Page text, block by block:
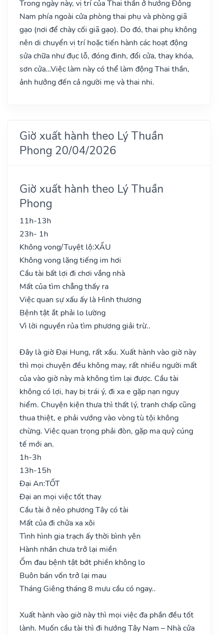
Trong ngày này, vị trí của Thai thần ở hướng Đông
Nam phía ngoài cửa phòng thai phụ và phòng giã
gạo (nơi để chày cối giã gạo). Do đó, thai phụ không
nên di chuyển vị trí hoặc tiến hành các hoạt động
sửa chữa như đục lỗ, đóng đinh, đổi cửa, thay khóa,
sơn cửa…Việc làm này có thể làm động Thai thần,
ảnh hưởng đến cả người mẹ và thai nhi.
Giờ xuất hành theo Lý Thuần
Phong 20/04/2026
Giờ xuất hành theo Lý Thuần
Phong
11h-13h
23h- 1h
Không vong/Tuyệt lộ:XẤU
Không vong lặng tiếng im hơi
Cầu tài bất lợi đi chơi vắng nhà
Mất của tìm chẳng thấy ra
Việc quan sự xấu ấy là Hình thương
Bệnh tật ắt phải lo lường
Vì lời nguyền rủa tìm phương giải trừ..
Đây là giờ Đại Hung, rất xấu. Xuất hành vào giờ này
thì mọi chuyện đều không may, rất nhiều người mất
của vào giờ này mà không tìm lại được. Cầu tài
không có lợi, hay bị trái ý, đi xa e gặp nạn nguy
hiểm. Chuyện kiện thưa thì thất lý, tranh chấp cũng
thua thiệt, e phải vướng vào vòng tù tội không
chừng. Việc quan trọng phải đòn, gặp ma quỷ cúng
tế mới an.
1h-3h
13h-15h
Đại An:TỐT
Đại an mọi việc tốt thay
Cầu tài ở nẻo phương Tây có tài
Mất của đi chửa xa xôi
Tình hình gia trạch ấy thời bình yên
Hành nhân chưa trở lại miền
Ốm đau bệnh tật bớt phiền không lo
Buôn bán vốn trở lại mau
Tháng Giêng tháng 8 mưu cầu có ngay..
Xuất hành vào giờ này thì mọi việc đa phần đều tốt
lành. Muốn cầu tài thì đi hướng Tây Nam – Nhà cửa